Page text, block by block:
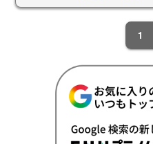
1